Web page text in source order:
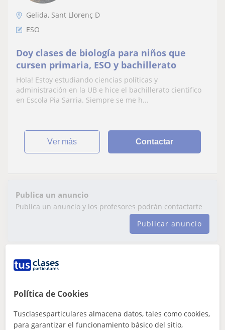
Gelida, Sant Llorenç D
ESO
Doy clases de biología para niños que
cursen primaria, ESO y bachillerato
Hola! Estoy estudiando ciencias políticas y
administración en la UB e hice el bachillerato cientifico
en Escola Pia Sarria. Siempre se me h...
ver más Contactar
Publica un anuncio
Publica un anuncio y los profesores podrán contactarte
Publicar anuncio
Gelida, Sant Llorenç D'horton...
Política de Cookies
Tusclasesparticulares almacena datos, tales como cookies,
para garantizar el funcionamiento básico del sitio,